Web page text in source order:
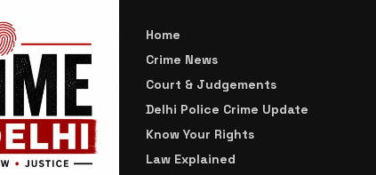
Home
Crime News
Court & Judgements
Delhi Police Crime Update
Know Your Rights
Law Explained